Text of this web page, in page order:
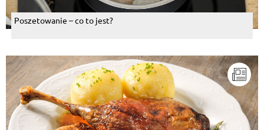
Poszetowanie – co to jest?